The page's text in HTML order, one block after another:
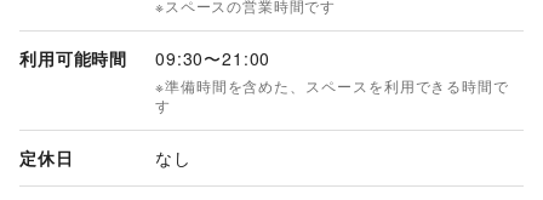
※スペースの営業時間です
利用可能時間 09:30〜21:00
※準備時間を含めた、スペースを利用できる時間で
す
定休日 なし